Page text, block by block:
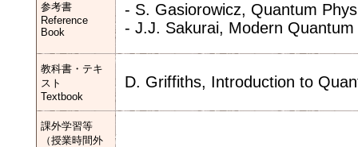
参考書
Reference
Book
- S. Gasiorowicz, Quantum
- J.J. Sakurai, Modern
教科書・テキ
スト
Textbook
D. Griffiths, Introduction to
課外学習等
（授業時間外